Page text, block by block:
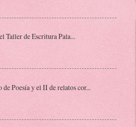
Taller de Escritura Pala...
Poesía y el II de relatos cor...